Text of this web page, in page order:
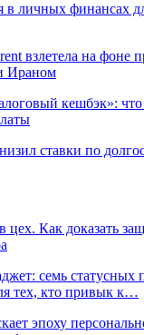
в личных финансах
взлетела на фоне
Ираном
кешбэк»: что
ставки по
Как доказать
семь статусных
тех, кто привык к…
эпоху